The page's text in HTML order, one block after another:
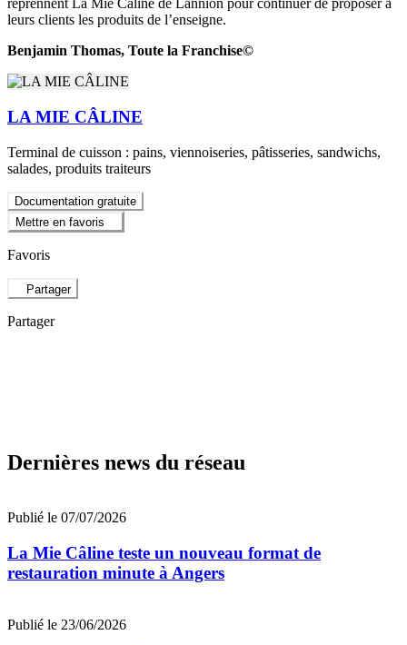
reprennent La Mie Câline de Lannion pour continuer de proposer à
leurs clients les produits de l’enseigne.
Benjamin Thomas, Toute la Franchise©
LA MIE CÂLINE
Terminal de cuisson : pains, viennoiseries, pâtisseries, sandwichs,
salades, produits traiteurs
Documentation gratuite
Mettre en favoris
Favoris
Partager
Partager
Dernières news du réseau
Publié le 07/07/2026
La Mie Câline teste un nouveau format de
restauration minute à Angers
Publié le 23/06/2026